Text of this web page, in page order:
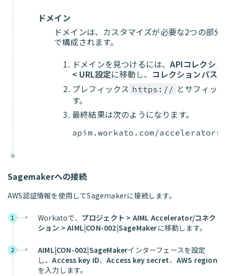
ドメイン
ドメインは、カスタマイズが必要な2つの部
で構成されます。
ドメインを見つけるには、APIコレクシ
< URL設定に移動し、 コレクションパス
プレフィックス https:// とサフィッ
す。
最終結果は次のようになります。
apim.workato.com/
Sagemakerへの接続
AWS認証情報を使用してSagemakerに接続します。
1 Workatoで、 プロジェクト > AIML Accelerator/コネク
ション > AIML|CON-002|SageMakerに移動します。
2 AIML|CON-002|SageMakerインターフェースを設定
し、Access key ID、Access key secret、 AWS region
を入力します。